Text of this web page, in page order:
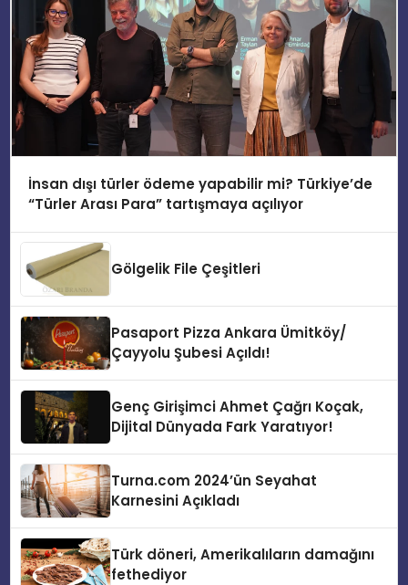
İnsan dışı türler ödeme yapabilir mi? Türkiye’de
“Türler Arası Para” tartışmaya açılıyor
Gölgelik File Çeşitleri
Pasaport Pizza Ankara Ümitköy/
Çayyolu Şubesi Açıldı!
Genç Girişimci Ahmet Çağrı Koçak,
Dijital Dünyada Fark Yaratıyor!
Turna.com 2024’ün Seyahat
Karnesini Açıkladı
Türk döneri, Amerikalıların damağını
fethediyor